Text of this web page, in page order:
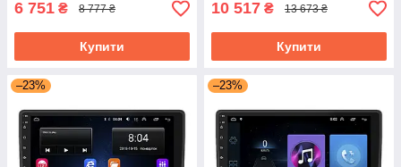
6 751 ₴ 8 777 ₴
Купити
10 517 ₴ 13 673 ₴
Купити
–23% –23%